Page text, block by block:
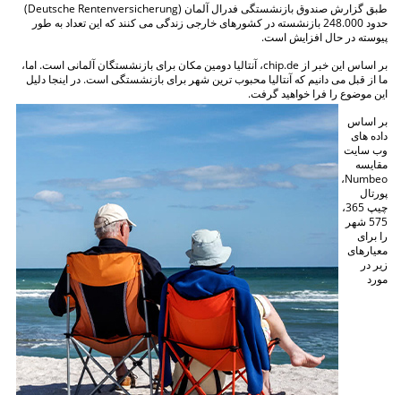
طبق گزارش صندوق بازنشستگی فدرال آلمان (Deutsche Rentenversicherung)
حدود 248.000 بازنشسته در کشورهای خارجی زندگی می کنند که این تعداد به طور
پیوسته در حال افزایش است.
بر اساس این خبر از chip.de، آنتالیا دومین مکان برای بازنشستگان آلمانی است. اما،
ما از قبل می دانیم که آنتالیا محبوب ترین شهر برای بازنشستگی است. در اینجا دلیل
این موضوع را فرا خواهید گرفت.
بر اساس
داده های
وب سایت
مقایسه
Numbeo،
پورتال
چیپ 365،
575 شهر
را برای
معیارهای
زیر در
مورد